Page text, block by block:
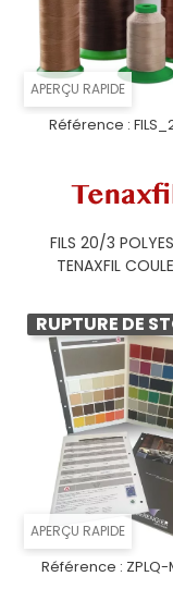
APERÇU RAPIDE
Référence :
FILS 20/3
TENAXFIL
APERÇU RAPIDE
RUPTURE DE
Référence : ZPLQ-